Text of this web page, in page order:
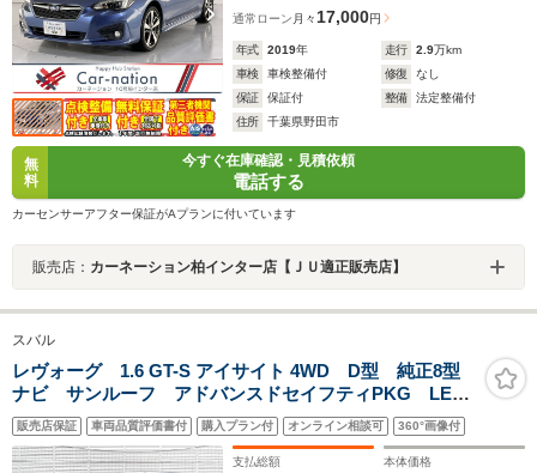
通常ローン 月々 17,000円
年式 2019年 走行 2.9万km
車検
車検整備付 修復
なし
保証
保証付 整備
法定整備付
住所
千葉県野田市
無
料
今すぐ在庫確認・見積依頼
電話する
カーセンサーアフター保証がAプランに付いています
販売店： カーネーション柏インター店【ＪＵ適正販売店】
スバル
レヴォーグ 1.6 GT-S アイサイト 4WD D型 純正8型
ナビ サンルーフ アドバンスドセイフティPKG LED
アクセサリーライナー スマートリアビューミラー
BILSTEINダンパー LEDヘッド 革巻きステアリング
スマートキー 禁煙車
販売店保証 車両品質評価書付 購入プラン付 オンライン相談可 360°画像付
支払総額 本体価格